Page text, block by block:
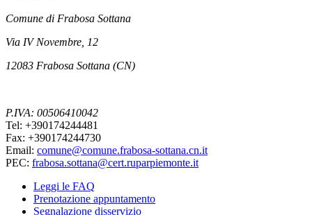
Comune di Frabosa Sottana
Via IV Novembre, 12
12083 Frabosa Sottana (CN)
P.IVA: 00506410042
Tel: +390174244481
Fax: +390174244730
Email: comune@comune.frabosa-sottana.cn.it
PEC: frabosa.sottana@cert.ruparpiemonte.it
Leggi le FAQ
Prenotazione appuntamento
Segnalazione disservizio